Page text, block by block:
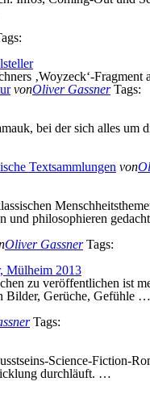
‚Woyzeck‘-
vonOliver Gassner Tags:
bei der sich alles um
Textsammlungen von
und philosophieren
Oliver Gassner Tags:
Mülheim 2013
zu veröffentlichen ist
Bilder, Gerüche, Gefühle …
Tags:
Science-Fiction-
durchläuft. …